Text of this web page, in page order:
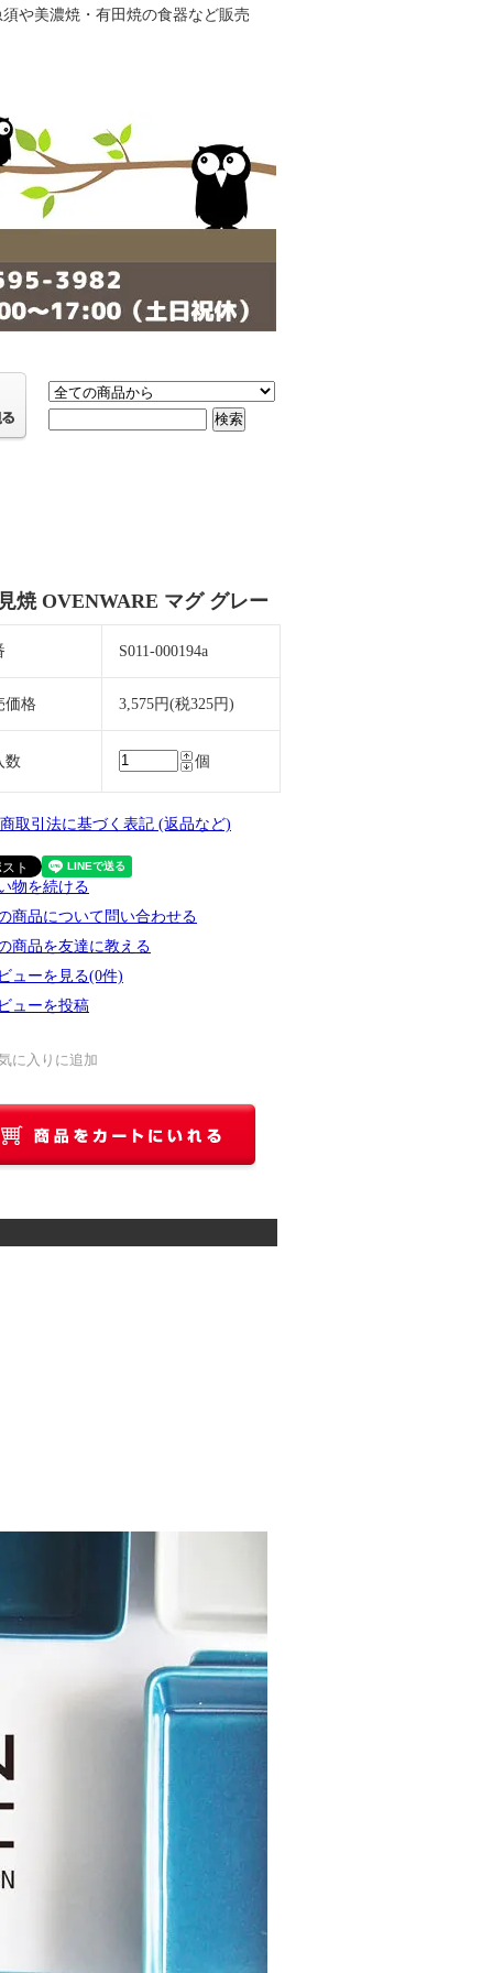
や美濃焼・有田焼の食器など販売
焼 OVENWARE マグ グレー
S011-000194a
価格 3,575円(税325円)
数 個
取引法に基づく表記 (返品など)
物を続ける
商品について問い合わせる
商品を友達に教える
ューを見る(0件)
ューを投稿
に入りに追加